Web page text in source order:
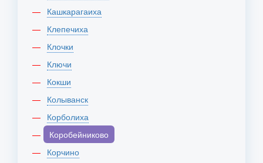
Кашкарагаиха
Клепечиха
Клочки
Ключи
Кокши
Колыванск
Корболиха
Коробейниково
Корчино